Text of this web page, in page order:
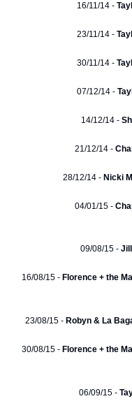
16/11/14 -
23/11/14 -
30/11/14 -
07/12/14 -
14/12/14 -
21/12/14 -
28/12/14 -Nicki
04/01/15 -
09/08/15 -
16/08/15 - Florence + the
23/08/15 - Robyn & La
30/08/15 - Florence + the
06/09/15 -